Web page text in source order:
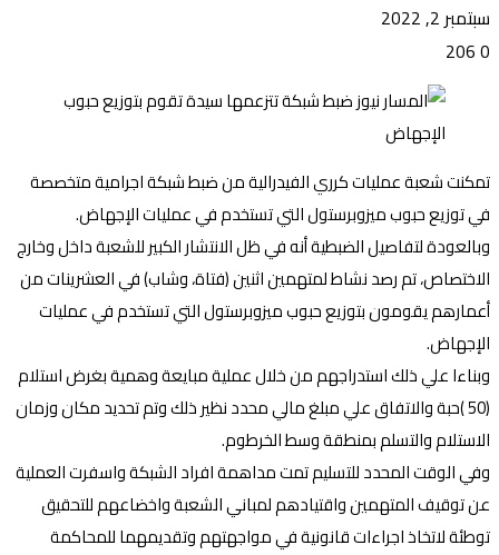
سبتمبر 2, 2022
0
تمكنت شعبة عمليات كرري الفيدرالية من ضبط شبكة اجرامية متخصصة
في توزيع حبوب ميزوبرستول التي تستخدم في عمليات الإجهاض.
وبالعودة لتفاصيل الضبطية أنه في ظل الانتشار الكبير للشعبة داخل وخارج
الاختصاص، تم رصد نشاط لمتهمين اثنين (فتاة، وشاب) في العشرينات من
أعمارهم يقومون بتوزيع حبوب ميزوبرستول التي تستخدم في عمليات
الإجهاض.
وبناءا علي ذلك استدراجهم من خلال عملية مبايعة وهمية بغرض استلام
(50 )حبة والاتفاق علي مبلغ مالي محدد نظير ذلك وتم تحديد مكان وزمان
الاستلام والتسلم بمنطقة وسط الخرطوم.
وفي الوقت المحدد للتسليم تمت مداهمة افراد الشبكة واسفرت العملية
عن توقيف المتهمين واقتيادهم لمباني الشعبة واخضاعهم للتحقيق
توطئة لاتخاذ اجراءات قانونية في مواجهتهم وتقديمهما للمحاكمة